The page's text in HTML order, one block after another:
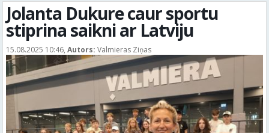
Sludinājumi
Reklāmraksti
Jolanta Dukure caur sportu
stiprina saikni ar Latviju
15.08.2025 10:46, Autors: Valmieras Ziņas